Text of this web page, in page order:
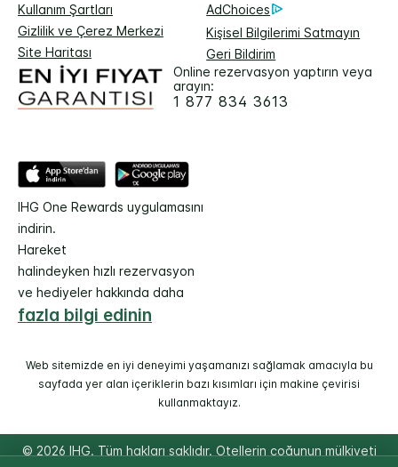
Kullanım Şartları
AdChoices
Gizlilik ve Çerez Merkezi
Kişisel Bilgilerimi Satmayın
Site Haritası
Geri Bildirim
Online rezervasyon yaptırın veya
arayın:
1 877 834 3613
IHG One Rewards uygulamasını
indirin.
Hareket
halindeyken hızlı rezervasyon
ve hediyeler hakkında daha
fazla bilgi edinin
Web sitemizde en iyi deneyimi yaşamanızı sağlamak amacıyla bu
sayfada yer alan içeriklerin bazı kısımları için makine çevirisi
kullanmaktayız.
© 2026 IHG. Tüm hakları saklıdır. Otellerin çoğunun mülkiyeti